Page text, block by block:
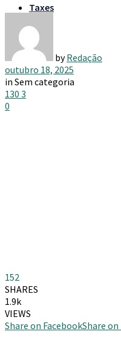
Taxes
by Redação
outubro 18, 2025
in Sem categoria
130 3
0
152
SHARES
1.9k
VIEWS
Share on FacebookShare